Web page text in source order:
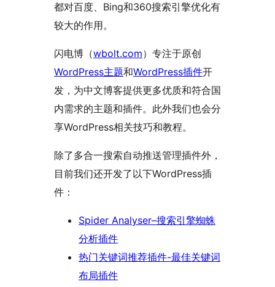
都对百度、Bing和360搜索引擎优化有
较大的作用。
闪电博（wbolt.com）专注于原创
WordPress主题和WordPress插件开
发，为中文博客提供更多优质和符合国
内需求的主题和插件。此外我们也会分
享WordPress相关技巧和教程。
除了多合一搜索自动推送管理插件外，
目前我们还开发了以下WordPress插
件：
Spider Analyser–搜索引擎蜘蛛
分析插件
热门关键词推荐插件-最佳关键词
布局插件